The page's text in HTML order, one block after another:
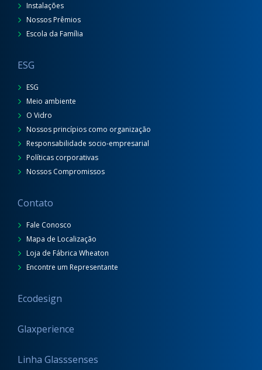
Instalações
Nossos Prêmios
Escola da Família
ESG
ESG
Meio ambiente
O Vidro
Nossos princípios como organização
Responsabilidade socio-empresarial
Políticas corporativas
Nossos Compromissos
Contato
Fale Conosco
Mapa de Localização
Loja de Fábrica Wheaton
Encontre um Representante
Ecodesign
Glaxperience
Linha Glasssenses